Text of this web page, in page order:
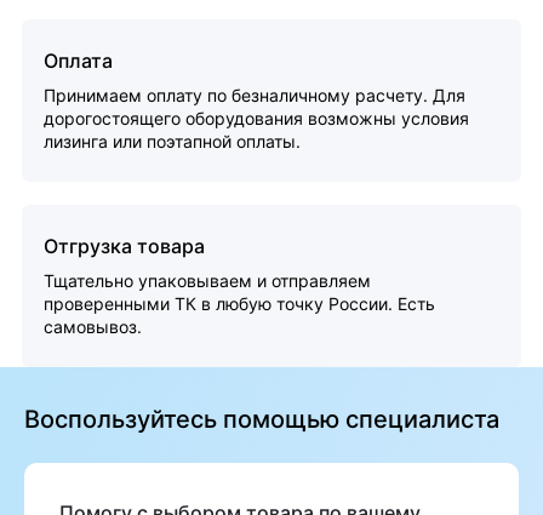
Оплата
Принимаем оплату по безналичному расчету. Для
дорогостоящего оборудования возможны условия
лизинга или поэтапной оплаты.
Отгрузка товара
Тщательно упаковываем и отправляем
проверенными ТК в любую точку России. Есть
самовывоз.
Воспользуйтесь помощью специалиста